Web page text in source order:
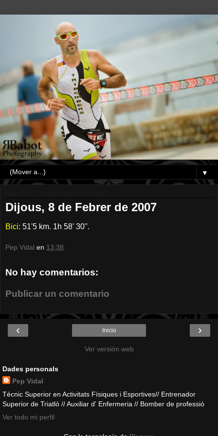
▼
Dijous, 8 de Febrer de 2007
Bici: 51'5 km. 1h 58' 30''.
Pep Vidal en 13:38
No hay comentarios:
Publicar un comentario
‹ ›
Inicio
Ver versión web
Dades personals
Pep Vidal
Tècnic Superior en Activitats Físiques i Esportives// Entrenador
Superior de Triatló // Auxiliar d' Enfermeria // Bomber de professió
Ver todo mi perfil